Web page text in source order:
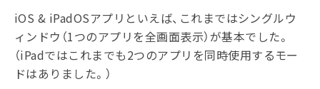
iOS & iPadOSアプリといえば、これまではシングルウ
ィンドウ（1つのアプリを全画面表示）が基本でした。
（iPadではこれまでも2つのアプリを同時使用するモー
ドはありました。）